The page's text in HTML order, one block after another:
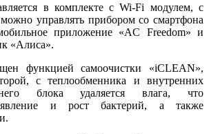
в комплекте с Wi-Fi модулем, с
управлять прибором со смартфона
приложение «AC Freedom» и
«Алиса».
функцией самоочистки «iCLEAN»,
с теплообменника и внутренних
блока удаляется влага, что
и рост бактерий, а также